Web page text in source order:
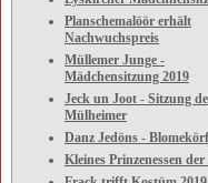
Planschemalöör erhält
Nachwuchspreis
Müllemer Junge -
Mädchensitzung 2019
Jeck un Joot - Sitzung
Mülheimer
Danz Jedöns -
Kleines Prinzenessen